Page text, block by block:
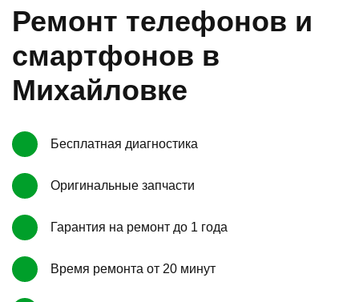
Ремонт телефонов и
смартфонов в
Михайловке
Бесплатная диагностика
Оригинальные запчасти
Гарантия на ремонт до 1 года
Время ремонта от 20 минут